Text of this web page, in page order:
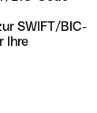
SWIFT/BIC-
Ihre